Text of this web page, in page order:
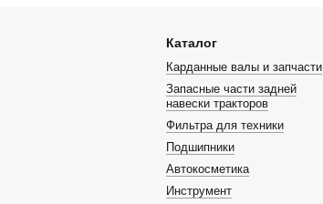
Каталог
Карданные валы и запчасти
Запасные части задней
навески тракторов
Фильтра для техники
Подшипники
Автокосметика
Инструмент